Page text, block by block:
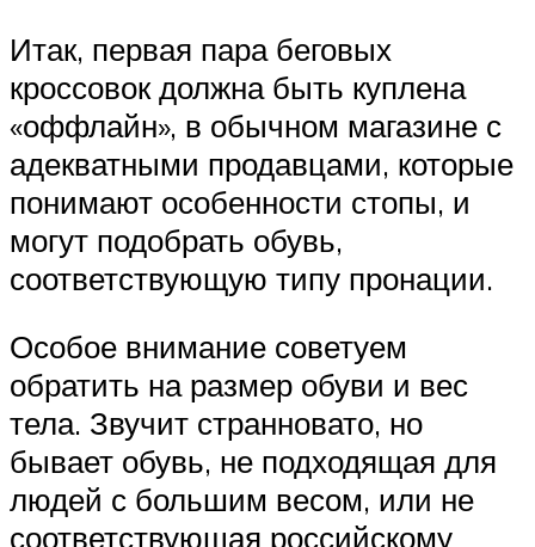
Итак, первая пара беговых
кроссовок должна быть куплена
«оффлайн», в обычном магазине с
адекватными продавцами, которые
понимают особенности стопы, и
могут подобрать обувь,
соответствующую типу пронации.
Особое внимание советуем
обратить на размер обуви и вес
тела. Звучит странновато, но
бывает обувь, не подходящая для
людей с большим весом, или не
соответствующая российскому